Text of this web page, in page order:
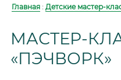
Главная : Детские мастер-
МАСТЕР-
«ПЭЧВОРК»